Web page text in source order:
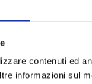
contenuti ed
informazioni sul